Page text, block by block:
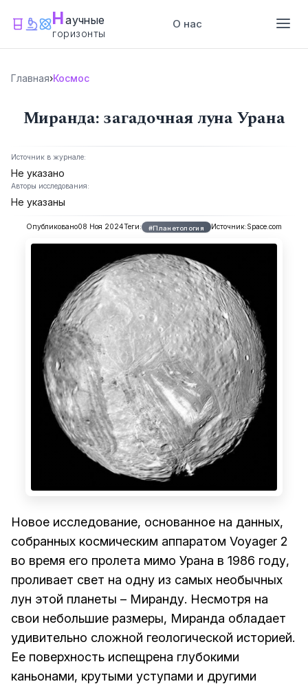
Научные
горизонты
О нас
Главная›Космос
Миранда: загадочная луна Урана
Источник в журнале:
Не указано
Авторы исследования:
Не указаны
Опубликовано08 Ноя 2024Теги: #Планетология Источник:Space.com
Новое исследование, основанное на данных,
собранных космическим аппаратом Voyager 2
во время его пролета мимо Урана в 1986 году,
проливает свет на одну из самых необычных
лун этой планеты – Миранду. Несмотря на
свои небольшие размеры, Миранда обладает
удивительно сложной геологической историей.
Ее поверхность испещрена глубокими
каньонами, крутыми уступами и другими